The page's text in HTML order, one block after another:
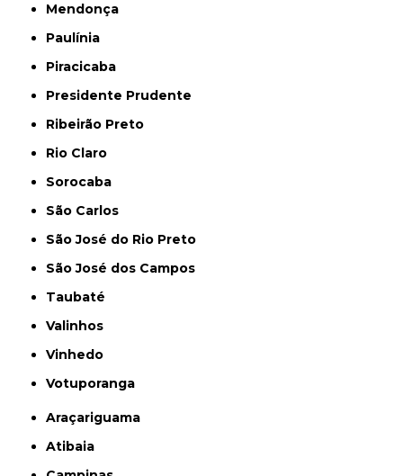
Mendonça
Paulínia
Piracicaba
Presidente Prudente
Ribeirão Preto
Rio Claro
Sorocaba
São Carlos
São José do Rio Preto
São José dos Campos
Taubaté
Valinhos
Vinhedo
Votuporanga
Araçariguama
Atibaia